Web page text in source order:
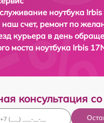
ноутбука Irbis
счет, ремонт по
курьера в день
моста ноутбука Irbis
консультация